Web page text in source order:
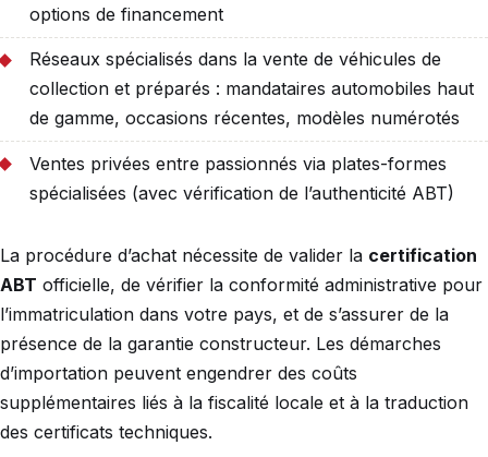
options de financement
Réseaux spécialisés dans la vente de véhicules de
collection et préparés : mandataires automobiles haut
de gamme, occasions récentes, modèles numérotés
Ventes privées entre passionnés via plates-formes
spécialisées (avec vérification de l’authenticité ABT)
La procédure d’achat nécessite de valider la certification
ABT officielle, de vérifier la conformité administrative pour
l’immatriculation dans votre pays, et de s’assurer de la
présence de la garantie constructeur. Les démarches
d’importation peuvent engendrer des coûts
supplémentaires liés à la fiscalité locale et à la traduction
des certificats techniques.